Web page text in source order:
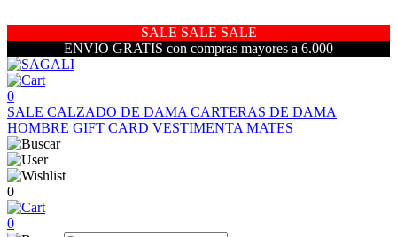
SALE SALE SALE
ENVIO GRATIS con compras mayores a 6.000
0
SALE CALZADO DE DAMA CARTERAS DE DAMA
HOMBRE GIFT CARD VESTIMENTA MATES
0
0